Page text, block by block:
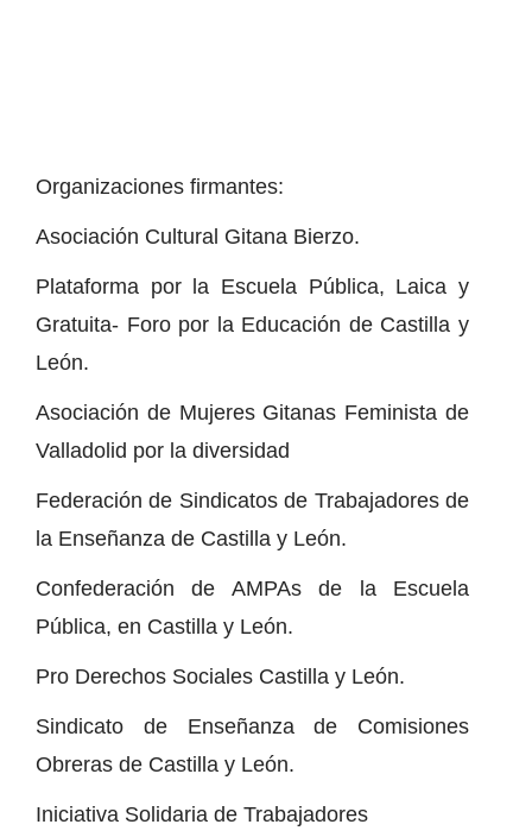
Organizaciones firmantes:
Asociación Cultural Gitana Bierzo.
Plataforma por la Escuela Pública, Laica y
Gratuita- Foro por la Educación de Castilla y
León.
Asociación de Mujeres Gitanas Feminista de
Valladolid por la diversidad
Federación de Sindicatos de Trabajadores de
la Enseñanza de Castilla y León.
Confederación de AMPAs de la Escuela
Pública, en Castilla y León.
Pro Derechos Sociales Castilla y León.
Sindicato de Enseñanza de Comisiones
Obreras de Castilla y León.
Iniciativa Solidaria de Trabajadores